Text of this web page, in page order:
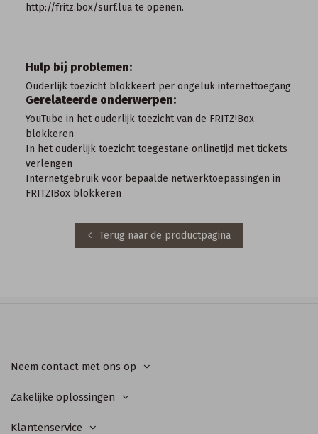
http://fritz.box/surf.lua te openen.
Hulp bij problemen:
Ouderlijk toezicht blokkeert per ongeluk internettoegang
Gerelateerde onderwerpen:
YouTube in het ouderlijk toezicht van de FRITZ!Box
blokkeren
In het ouderlijk toezicht toegestane onlinetijd met tickets
verlengen
Internetgebruik voor bepaalde netwerktoepassingen in
FRITZ!Box blokkeren
Terug naar de productpagina
Neem contact met ons op
Zakelijke oplossingen
Klantenservice